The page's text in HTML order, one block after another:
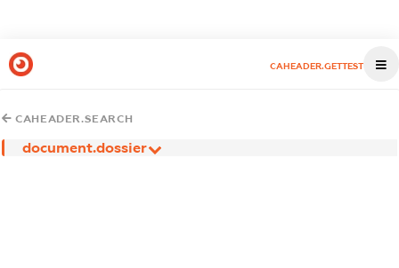
CAHEADER.GETTEST
CAHEADER.SEARCH
document.dossier